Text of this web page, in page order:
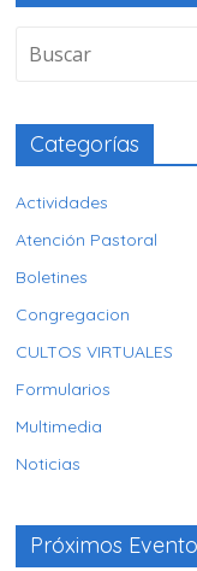
Categorías
Actividades
Atención Pastoral
Boletines
Congregacion
CULTOS VIRTUALES
Formularios
Multimedia
Noticias
Próximos